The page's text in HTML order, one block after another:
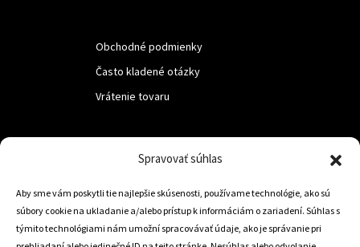
Spravovať súhlas
Aby sme vám poskytli tie najlepšie skúsenosti, používame technológie, ako sú
súbory cookie na ukladanie a/alebo prístup k informáciám o zariadení. Súhlas s
týmito technológiami nám umožní spracovávať údaje, ako je správanie pri
Obchodné podmienky
Často kladené otázky
Vrátenie tovaru
Trstená 02801